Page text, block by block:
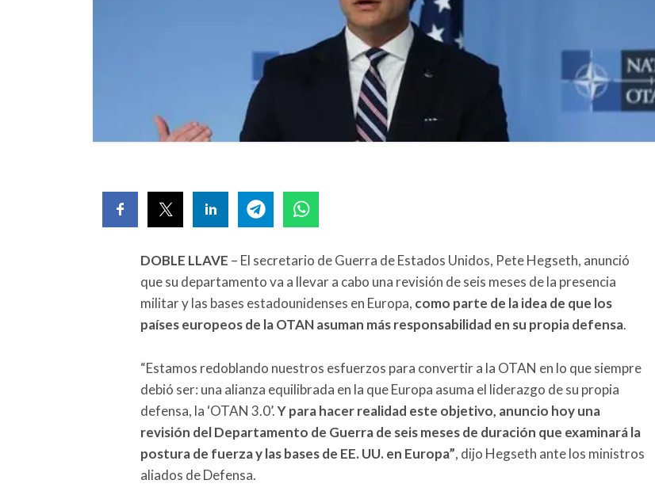
DOBLE LLAVE – El secretario de Guerra de Estados Unidos, Pete Hegseth, anunció
que su departamento va a llevar a cabo una revisión de seis meses de la presencia
militar y las bases estadounidenses en Europa, como parte de la idea de que los
países europeos de la OTAN asuman más responsabilidad en su propia defensa.
“Estamos redoblando nuestros esfuerzos para convertir a la OTAN en lo que siempre
debió ser: una alianza equilibrada en la que Europa asuma el liderazgo de su propia
defensa, la ‘OTAN 3.0’.Y para hacer realidad este objetivo, anuncio hoy una
revisión del Departamento de Guerra de seis meses de duración que examinará la
postura de fuerza y las bases de EE. UU. en Europa”, dijo Hegseth ante los ministros
aliados de Defensa.